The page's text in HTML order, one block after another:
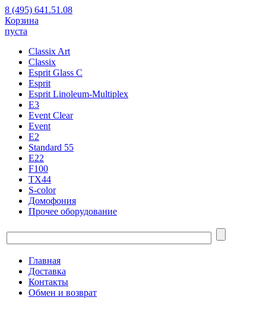
8 (495) 641.51.08
Корзина
пуста
Classix Art
Classix
Esprit Glass C
Esprit
Esprit Linoleum-Multiplex
E3
Event Clear
Event
E2
Standard 55
E22
F100
TX44
S-color
Домофония
Прочее оборудование
Главная
Доставка
Контакты
Обмен и возврат